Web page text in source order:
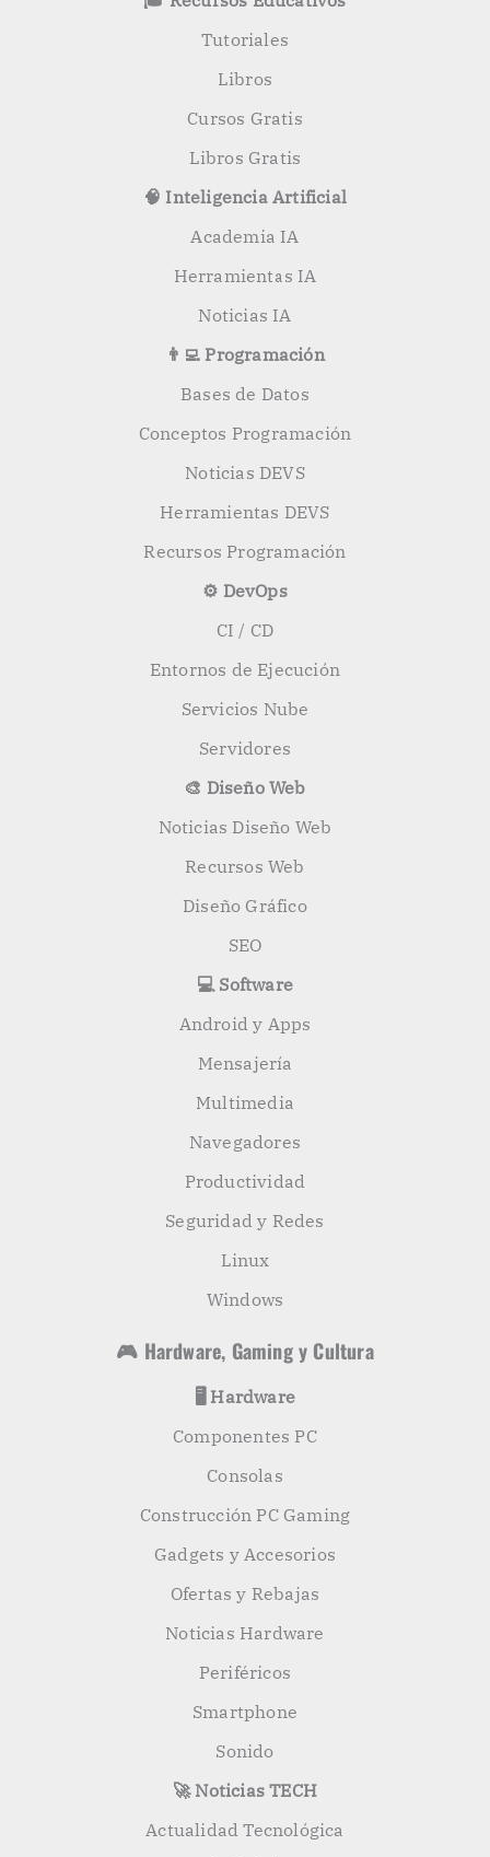
Tutoriales
Libros
Cursos Gratis
Libros Gratis
🧠 Inteligencia Artificial
Academia IA
Herramientas IA
Noticias IA
👨‍💻 Programación
Bases de Datos
Conceptos Programación
Noticias DEVS
Herramientas DEVS
Recursos Programación
⚙️ DevOps
CI / CD
Entornos de Ejecución
Servicios Nube
Servidores
🎨 Diseño Web
Noticias Diseño Web
Recursos Web
Diseño Gráfico
SEO
💻 Software
Android y Apps
Mensajería
Multimedia
Navegadores
Productividad
Seguridad y Redes
Linux
Windows
🎮 Hardware, Gaming y Cultura
🖥️ Hardware
Componentes PC
Consolas
Construcción PC Gaming
Gadgets y Accesorios
Ofertas y Rebajas
Noticias Hardware
Periféricos
Smartphone
Sonido
🚀 Noticias TECH
Actualidad Tecnológica